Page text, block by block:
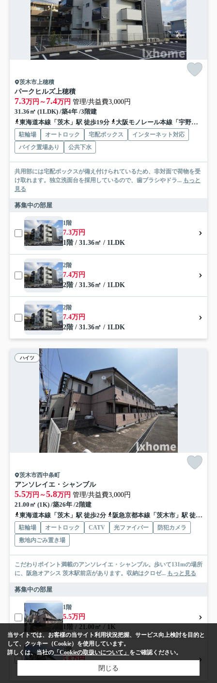
茨木市上穂積
パークヒルズ上穂積
7.3万円～ 7.4万円 管理/共益費3,000円
31.36㎡ (1LDK) /築4年 /3階建
東海道本線「茨木」駅 徒歩19分
大阪モノレール本線「宇野辺」駅 徒歩27分
駐輪場 オートロック 宅配ボックス
インターネット対応
バイク置場あり
公共下水
共用部には宅配ボックスが備え付けられているため、非対面で荷物を受
け取れます。独立洗面台を採用しているので、歯ブラシやドラ... もっと
見る
募集中の部屋
1階
7.3万円
1階 / 31.36㎡ / 1LDK
2階
7.4万円
2階 / 31.36㎡ / 1LDK
2階
7.4万円
2階 / 31.36㎡ / 1LDK
ハイツ
茨木市西中条町
アンソレイエ・シャンブル
5.5万円～5.8万円 管理/共益費3,000円
21.00㎡ (1K) /築26年 /2階建
東海道本線「茨木」駅 徒歩2分
阪急京都本線「茨木市」駅 徒歩18分
駐輪場 オートロック CATV 光ファイバー
防犯カメラ
敷地内ごみ置き場
こだわりポイント満載のアンソレイエ・シャンブル。歩いて131mの場所
に、阪急オアシス 茨木駅前店があります。収納はクロゼ... もっと見る
募集中の部屋
1階
5.5万円
1階 / 21.00㎡ / 1K
2階
5.8万円
2階 / 21.00㎡ / 1K
当サイトでは、お客様の当サイト利用状況把握、サービス向上検討を目的と
して、クッキー（Cookie）を使用しています。
詳しくは、当社の 「Cookieの取扱いについて」 をご確認ください。
閉じる